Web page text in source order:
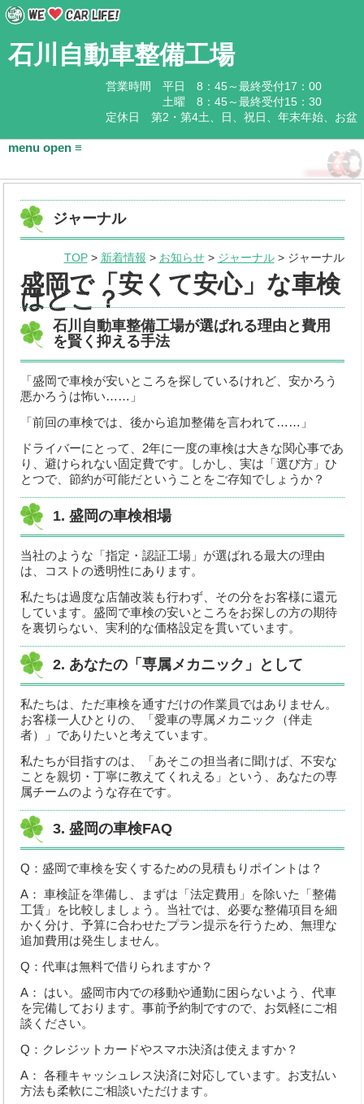
石川自動車整備工場
営業時間 平日 8：45～最終受付17：00
土曜 8：45～最終受付15：30
定休日 第2・第4土、日、祝日、年末年始、お盆
会社概要
基本情報
アクセス
石川企業グループ
取扱商品
取扱商品
お支払い方法
取扱パーツメーカー
新車取扱メーカー
業務内容
オートオークション
車検整備
鈑金・塗装
手続代行
レッカー対応
中古車買取
Q&A・お問合わせ
メールでのお問い合わせ
個人情報の取扱いについて
取扱商品
ジャーナル
TOP> 新着情報 > お知らせ> ジャーナル> ジャーナル
盛岡で「安くて安心」な車検
はどこ？
石川自動車整備工場が選ばれる理由と費用
を賢く抑える手法
「盛岡で車検が安いところを探しているけれど、安かろう
悪かろうは怖い……」
「前回の車検では、後から追加整備を言われて……」
ドライバーにとって、2年に一度の車検は大きな関心事であ
り、避けられない固定費です。しかし、実は「選び方」ひ
とつで、節約が可能だということをご存知でしょうか？
1. 盛岡の車検相場
当社のような「指定・認証工場」が選ばれる最大の理由
は、コストの透明性にあります。
私たちは過度な店舗改装も行わず、その分をお客様に還元
しています。盛岡で車検の安いところをお探しの方の期待
を裏切らない、実利的な価格設定を貫いています。
2. あなたの「専属メカニック」として
私たちは、ただ車検を通すだけの作業員ではありません。
お客様一人ひとりの、「愛車の専属メカニック（伴走
者）」でありたいと考えています。
私たちが目指すのは、「あそこの担当者に聞けば、不安な
ことを親切・丁寧に教えてくれえる」という、あなたの専
属チームのような存在です。
3. 盛岡の車検FAQ
Q：盛岡で車検を安くするための見積もりポイントは？
A： 車検証を準備し、まずは「法定費用」を除いた「整備
工賃」を比較しましょう。当社では、必要な整備項目を細
かく分け、予算に合わせたプラン提示を行うため、無理な
追加費用は発生しません。
Q：代車は無料で借りられますか？
A： はい。盛岡市内での移動や通勤に困らないよう、代車
を完備しております。事前予約制ですので、お気軽にご相
談ください。
Q：クレジットカードやスマホ決済は使えますか？
A： 各種キャッシュレス決済に対応しています。お支払い
方法も柔軟にご相談いただけます。